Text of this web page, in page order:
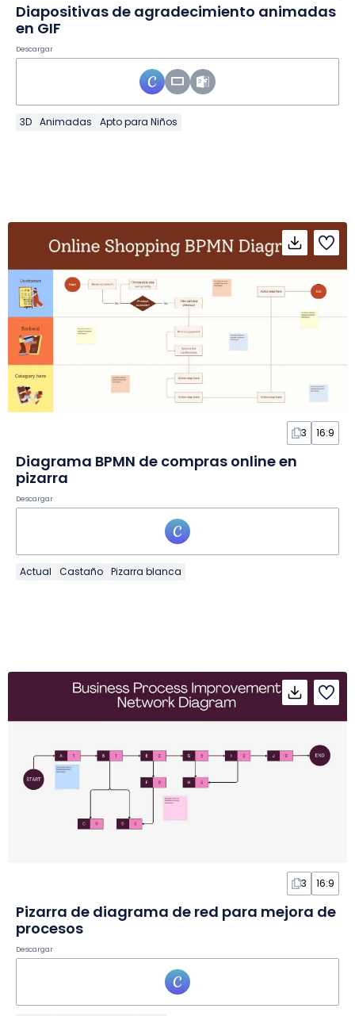
Diapositivas de agradecimiento animadas
en GIF
Descargar
3D Animadas Apto para Niños
3 16:9
Diagrama BPMN de compras online en
pizarra
Descargar
Actual Castaño Pizarra blanca
3 16:9
Pizarra de diagrama de red para mejora de
procesos
Descargar